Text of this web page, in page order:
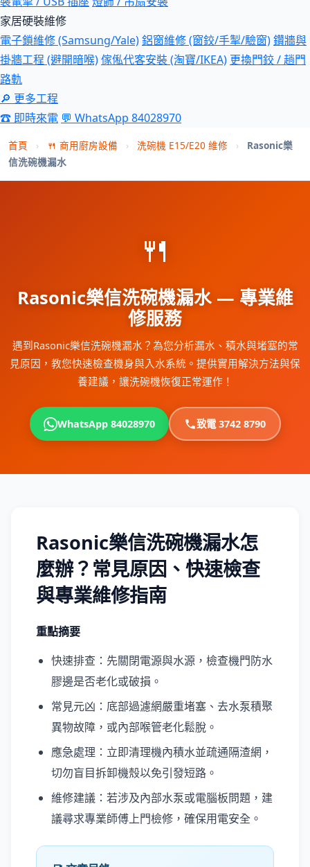
家居硬裝維修
電子鎖維修 (Samsung/Yale)鋁窗維修 (窗鉸/手掣/驗窗)鑽牆與
掛牆工程 (避開暗喉)傢俬代客安裝 (淘寶/IKEA) 更換門鉸 / 趟門
路軌
🔎 更多工程
☎ 即時來電 💬 WhatsApp 84028970
首頁 › 🍴 商用廚房設備 › 洗碗機 E15/E20 維修 ›
Rasonic樂
信洗碗機漏水
🍴
Rasonic樂信洗碗機漏水 — 專業維
修服務
遇到Rasonic樂信洗碗機漏水？為您分析漏水、積水與堵塞的常
見原因，教您快速檢查機身與入水系統。提供實用解決方法與保
養建議，讓洗碗機恢復正常運作！
WhatsApp 84028970 致電 3742 8790
Rasonic樂信洗碗機漏水怎
麼辦？常見原因、快速檢查
與專業維修指南
重點摘要
快速排查：先關閉電源與水源，檢查機門防水
膠邊是否老化或破損。
常見元凶：底部過濾網嚴重堵塞、去水泵積聚
異物故障，或內部喉管老化鬆脫。
應急處理：立即清理機內積水並疏通隔渣網，
切勿盲目拆卸機殼以免引發短路。
維修建議：若涉及內部水泵或電腦板問題，建
議尋求專業師傅上門檢修，確保用電安全。